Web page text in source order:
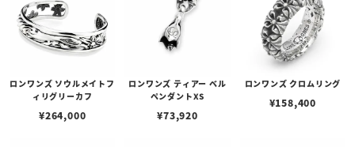
ロンワンズ ソウルメイトフ
ィリグリーカフ
¥264,000
ロンワンズ ティアー ベル
ペンダントXS
¥73,920
ロンワンズ クロムリング
¥158,400